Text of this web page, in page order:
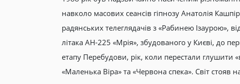
навколо масових сеансів гіпнозу Анатолія
радянських телеглядачів з «Рабинею Ізаурою»,
літака АН-225 «Мрія», збудованого у Києві, до
етапу Перебудови, рік, коли перестали глушити
«Маленька Віра» та «Червона спека». Світ стояв